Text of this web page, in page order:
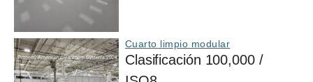
Cuarto limpio modular
Clasificación 100,000 /